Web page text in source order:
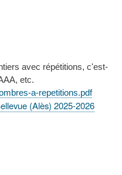
avec répétitions, c'est-
etc.
a-repetitions.pdf
(Alès) 2025-2026